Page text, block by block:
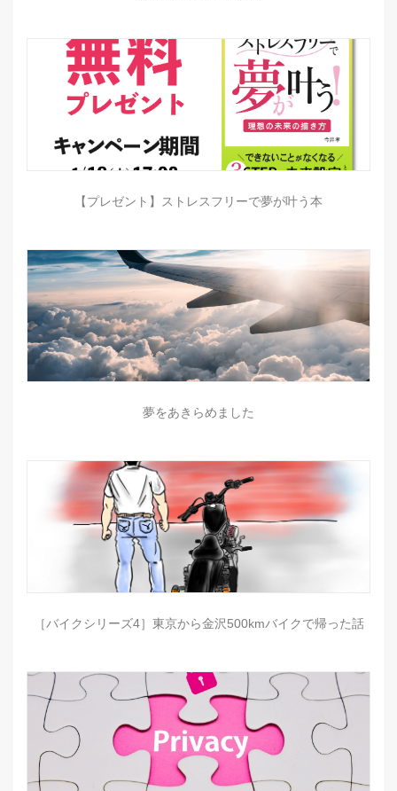
【プレゼント】ストレスフリーで夢が叶う本
夢をあきらめました
［バイクシリーズ4］東京から金沢500kmバイクで帰った話